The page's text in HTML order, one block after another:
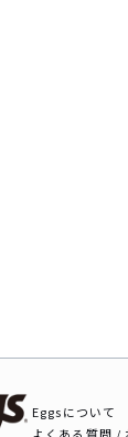
Eggsについて